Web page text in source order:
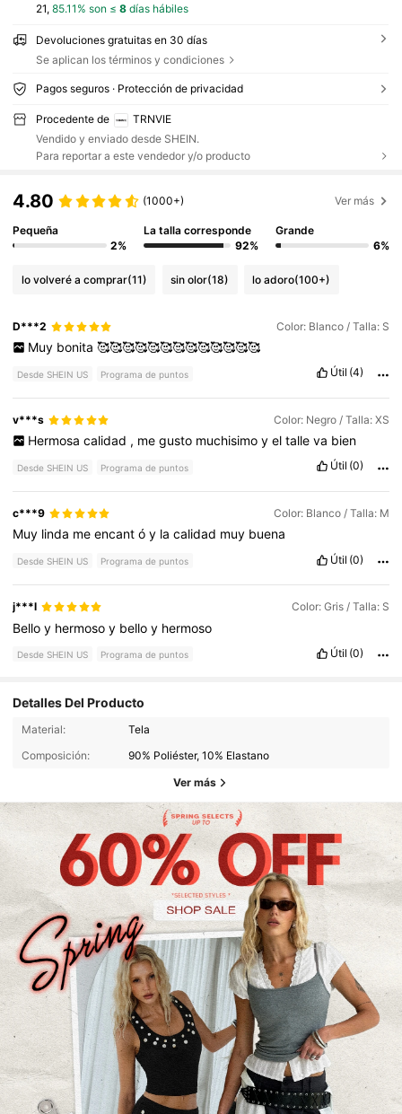
21, 85.11% son ≤ 8días hábiles
Devoluciones gratuitas en 30 días
Se aplican los términos y condiciones
Pagos seguros · Protección de privacidad
Procedente de
TRNVIE
Vendido y enviado desde SHEIN.
Para reportar a este vendedor y/o producto
4.80 (1000+) Ver más
Pequeña
2%
La talla corresponde
92%
Grande
6%
lo volveré a comprar(11) sin olor(18) lo adoro(100+)
D***2 Color: Blanco / Talla: S
Muy bonita 🥰🥰🥰🥰🥰🥰🥰🥰🥰🥰🥰🥰🥰
Desde SHEIN US Programa de puntos Útil (4)
v***s Color: Negro / Talla: XS
Hermosa calidad , me gusto muchisimo y el talle va bien
Desde SHEIN US Programa de puntos Útil (0)
c***9 Color: Blanco / Talla: M
Muy linda meencantóy lacalidad muy buena
Desde SHEIN US Programa de puntos Útil (0)
j***l Color: Gris / Talla: S
Belloy hermosoy belloy hermoso
Desde SHEIN US Programa de puntos Útil (0)
Detalles Del Producto
Material:
Tela
Composición:
90% Poliéster, 10% Elastano
Ver más